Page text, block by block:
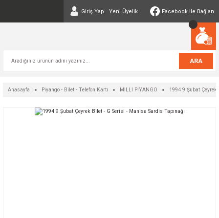
Giriş Yap Yeni Üyelik Facebook ile Bağlan
ARA
Anasayfa Piyango - Bilet - Telefon Kartı MİLLİ PİYANGO 1994 9 Şubat Çeyrek